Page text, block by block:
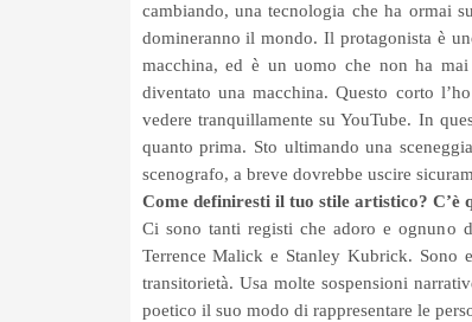
cambiando, una tecnologia che ha ormai
domineranno il mondo. Il protagonista è
macchina, ed è un uomo che non ha
diventato una macchina. Questo corto
vedere tranquillamente su YouTube. In
quanto prima. Sto ultimando una
scenografo, a breve dovrebbe uscire
Come definiresti il tuo stile artistico? C’è
Ci sono tanti registi che adoro e ognuno
Terrence Malick e Stanley Kubrick.
transitorietà. Usa molte sospensioni
poetico il suo modo di rappresentare le